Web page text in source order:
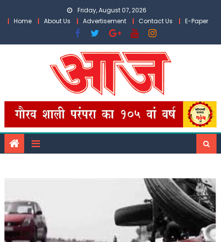
Friday, August 07, 2026
Home
About Us Advertisement Contact Us E-Paper